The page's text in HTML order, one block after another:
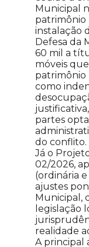
Municipal
patrimônio
instalação
Defesa da
60 mil a
móveis
patrimônio
como
partes
do conflito.
Já o
02/2026,
(ordinária
ajustes
Municipal,
legislação
realidade
A principal